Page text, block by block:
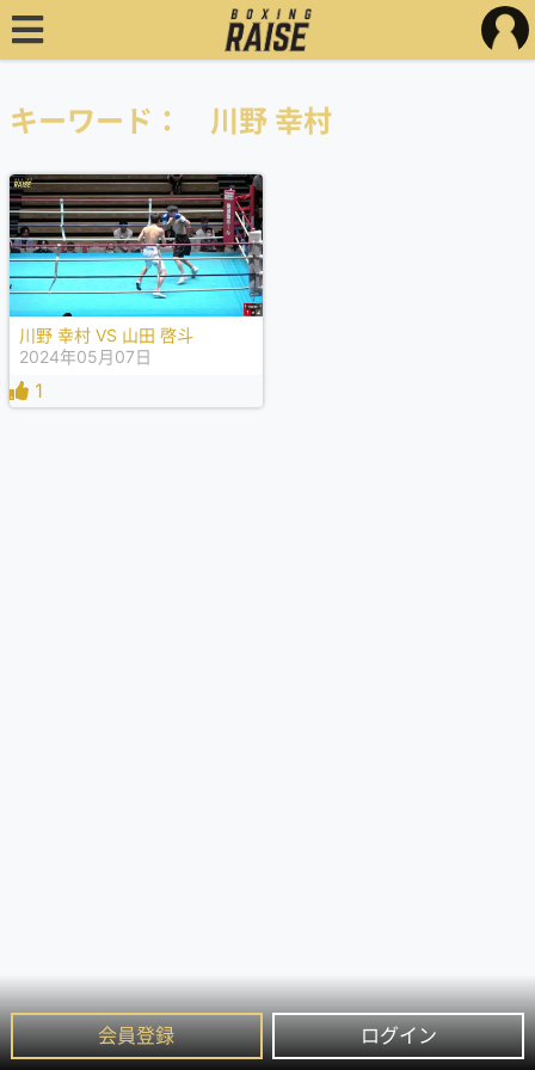
会員登録 ログイン
キーワード： 川野 幸村
川野 幸村 VS 山田 啓斗
2024年05月07日
1